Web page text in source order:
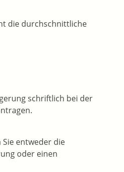
die durchschnittliche
schriftlich bei der
entweder die
oder einen